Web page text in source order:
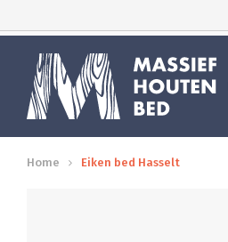
Home Eiken bed Hasselt